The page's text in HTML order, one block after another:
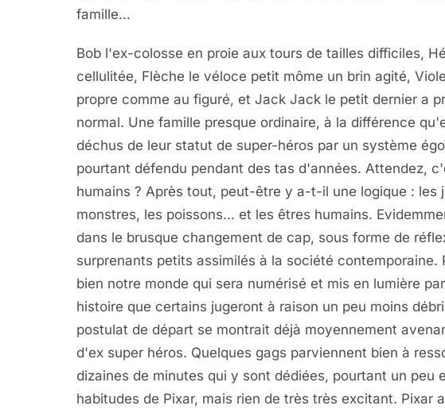
famille...
Bob l'ex-colosse en proie aux tours de tailles difficiles,
cellulitée, Flèche le véloce petit môme un brin agité,
propre comme au figuré, et Jack Jack le petit dernier a
normal. Une famille presque ordinaire, à la différence
déchus de leur statut de super-héros par un système
pourtant défendu pendant des tas d'années. Attendez,
humains ? Après tout, peut-être y a-t-il une logique : les
monstres, les poissons... et les êtres humains.
dans le brusque changement de cap, sous forme de
surprenants petits assimilés à la société
bien notre monde qui sera numérisé et mis en lumière
histoire que certains jugeront à raison un peu moins
postulat de départ se montrait déjà moyennement
d'ex super héros. Quelques gags parviennent bien à
dizaines de minutes qui y sont dédiées, pourtant un peu
habitudes de Pixar, mais rien de très très excitant. Pixar